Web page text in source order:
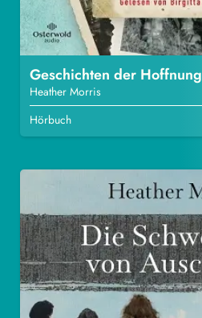
Geschichten der Hoffnung
Heather Morris
Hörbuch